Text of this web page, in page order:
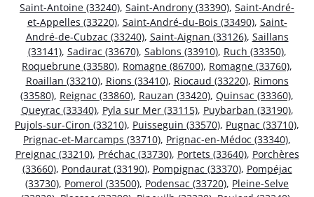
Saint-Antoine (33240), Saint-Androny (33390), Saint-André-
et-Appelles (33220), Saint-André-du-Bois (33490), Saint-
André-de-Cubzac (33240), Saint-Aignan (33126), Saillans
(33141), Sadirac (33670), Sablons (33910), Ruch (33350),
Roquebrune (33580), Romagne (86700), Romagne (33760),
Roaillan (33210), Rions (33410), Riocaud (33220), Rimons
(33580), Reignac (33860), Rauzan (33420), Quinsac (33360),
Queyrac (33340), Pyla sur Mer (33115), Puybarban (33190),
Pujols-sur-Ciron (33210), Puisseguin (33570), Pugnac (33710),
Prignac-et-Marcamps (33710), Prignac-en-Médoc (33340),
Preignac (33210), Préchac (33730), Portets (33640), Porchères
(33660), Pondaurat (33190), Pompignac (33370), Pompéjac
(33730), Pomerol (33500), Podensac (33720), Pleine-Selve